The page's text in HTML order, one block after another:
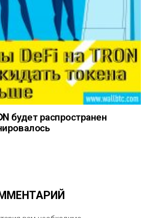
будет распространен